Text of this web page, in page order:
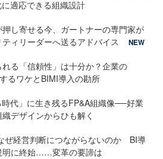
適応できる組織設計
し寄せる今、ガートナーの専門家が
ィリーダーへ送るアドバイス
NEW
る「信頼性」は十分か？企業の
るワケとBIMI導入の勘所
時代」に生き残るFP&A組織像──好業
デザインからひも解く
ぜ経営判断につながらないのか BI導
明に終始……変革の要諦は